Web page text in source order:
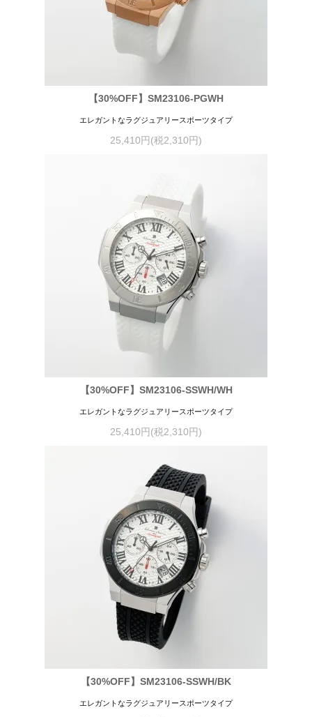
【30%OFF】SM23106-PGWH
エレガントなラグジュアリースポーツタイプ
25,410円(税2,310円)
【30%OFF】SM23106-SSWH/WH
エレガントなラグジュアリースポーツタイプ
25,410円(税2,310円)
【30%OFF】SM23106-SSWH/BK
エレガントなラグジュアリースポーツタイプ